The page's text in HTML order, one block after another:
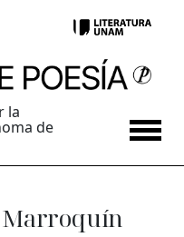
la
de
Marroquín